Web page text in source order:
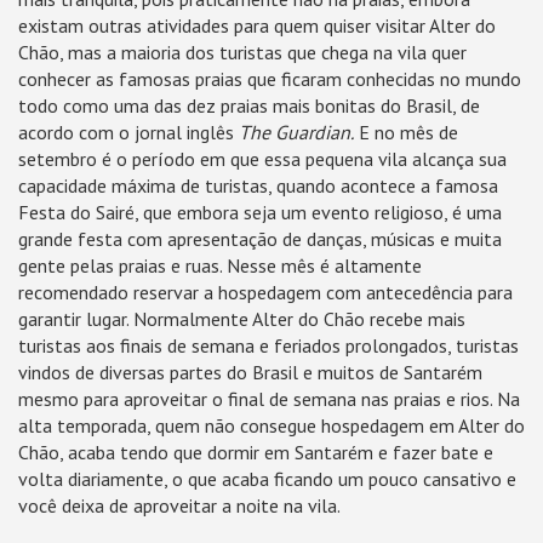
existam outras atividades para quem quiser visitar Alter do
Chão, mas a maioria dos turistas que chega na vila quer
conhecer as famosas praias que ficaram conhecidas no mundo
todo como uma das dez praias mais bonitas do Brasil, de
acordo com o jornal inglês The Guardian. E no mês de
setembro é o período em que essa pequena vila alcança sua
capacidade máxima de turistas, quando acontece a famosa
Festa do Sairé, que embora seja um evento religioso, é uma
grande festa com apresentação de danças, músicas e muita
gente pelas praias e ruas. Nesse mês é altamente
recomendado reservar a hospedagem com antecedência para
garantir lugar. Normalmente Alter do Chão recebe mais
turistas aos finais de semana e feriados prolongados, turistas
vindos de diversas partes do Brasil e muitos de Santarém
mesmo para aproveitar o final de semana nas praias e rios. Na
alta temporada, quem não consegue hospedagem em Alter do
Chão, acaba tendo que dormir em Santarém e fazer bate e
volta diariamente, o que acaba ficando um pouco cansativo e
você deixa de aproveitar a noite na vila.